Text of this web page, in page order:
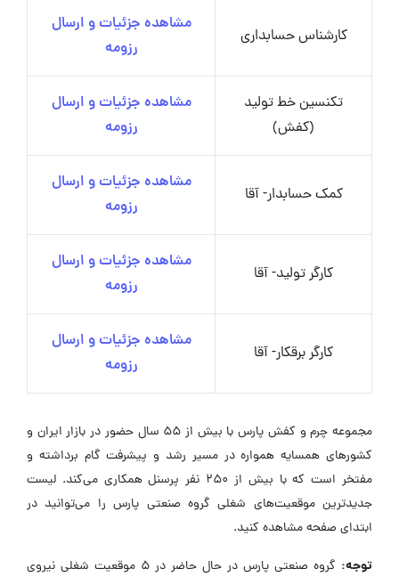
کارشناس حسابداری
مشاهده جزئیات و ارسال
رزومه
تکنسین خط تولید
(کفش)
مشاهده جزئیات و ارسال
رزومه
کمک حسابدار- آقا
مشاهده جزئیات و ارسال
رزومه
کارگر تولید- آقا
مشاهده جزئیات و ارسال
رزومه
کارگر برقکار- آقا
مشاهده جزئیات و ارسال
رزومه
مجموعه چرم و کفش پارس با بیش از 55 سال حضور در بازار ایران و
کشورهای همسایه همواره در مسیر رشد و پیشرفت گام برداشته و
مفتخر است که با بیش از 250 نفر پرسنل همکاری می‌کند. لیست
جدیدترین موقعیت‌های شغلی گروه صنعتی پارس را می‌توانید در
ابتدای صفحه مشاهده کنید.
توجه:
گروه صنعتی پارس در حال حاضر در ۵ موقعیت شغلی نیروی